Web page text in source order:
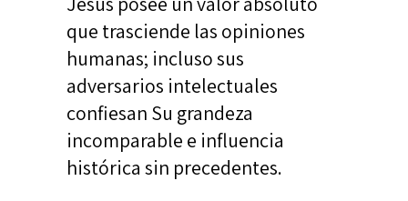
que trasciende las opiniones
humanas; incluso sus
adversarios intelectuales
confiesan Su grandeza
incomparable e influencia
histórica sin precedentes.